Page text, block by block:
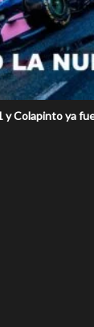
y Colapinto ya